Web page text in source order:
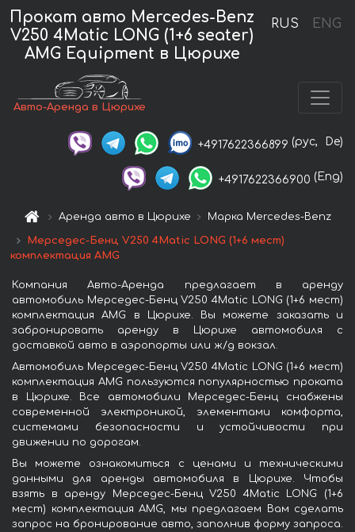
RUS ENG
Прокат авто Mercedes-Benz
V250 4Matic LONG (1+6 seater)
AMG Equipment в Цюрихе
Авто-Аренда в Цюрихе
+4917622366899 (рус, De)
+4917622366900 (Eng)
Аренда авто в Цюрихе Марка Mercedes-Benz
Мерседес-Бенц V250 4Matic LONG (1+6 мест)
комплектация AMG
Компания Авто-Аренда предлагает в аренду
автомобиль Мерседес-Бенц V250 4Matic LONG (1+6 мест)
комплектация AMG в Цюрихе. Вы можете заказать и
забронировать аренду в Цюрихе автомобиля с
доставкой авто в аэропорты или ж/д вокзал.
Автомобиль Мерседес-Бенц V250 4Matic LONG (1+6 мест)
комплектация AMG пользуются популярностью проката
в Цюрихе. Все автомобили Мерседес-Бенц снабжены
современной электроникой, элементами комфорта,
системами безопасности и устойчивости при
движении по дорогам.
Вы можете ознакомиться с ценами и техническими
данными для аренды автомобиля в Цюрихе. Чтобы
взять в аренду Мерседес-Бенц V250 4Matic LONG (1+6
мест) комплектация AMG, мы предлагаем Вам сделать
запрос на бронирование авто, заполнив форму запроса.